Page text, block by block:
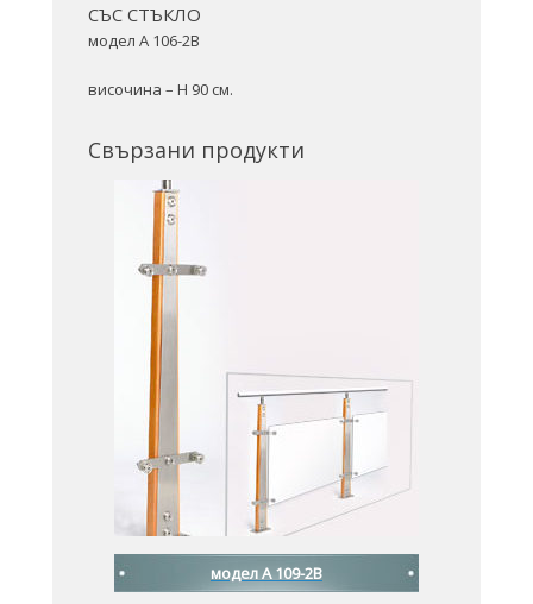
СЪС СТЪКЛО
модел A 106-2B
височина – H 90 см.
Свързани продукти
модел A 109-2B